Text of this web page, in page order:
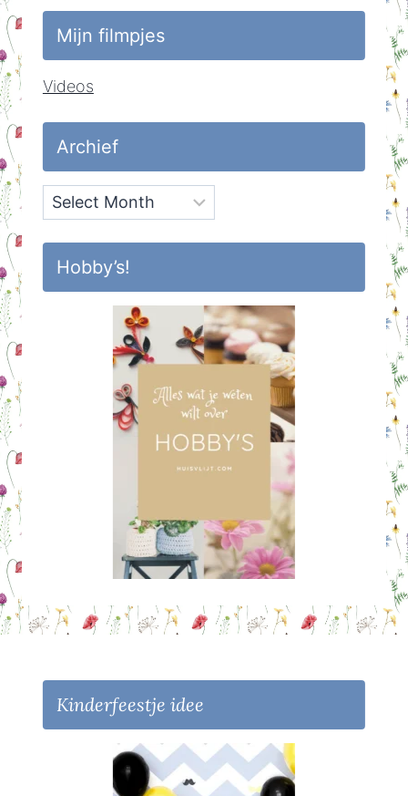
Mijn filmpjes
Videos
Archief
Archief
Hobby’s!
Kinderfeestje idee